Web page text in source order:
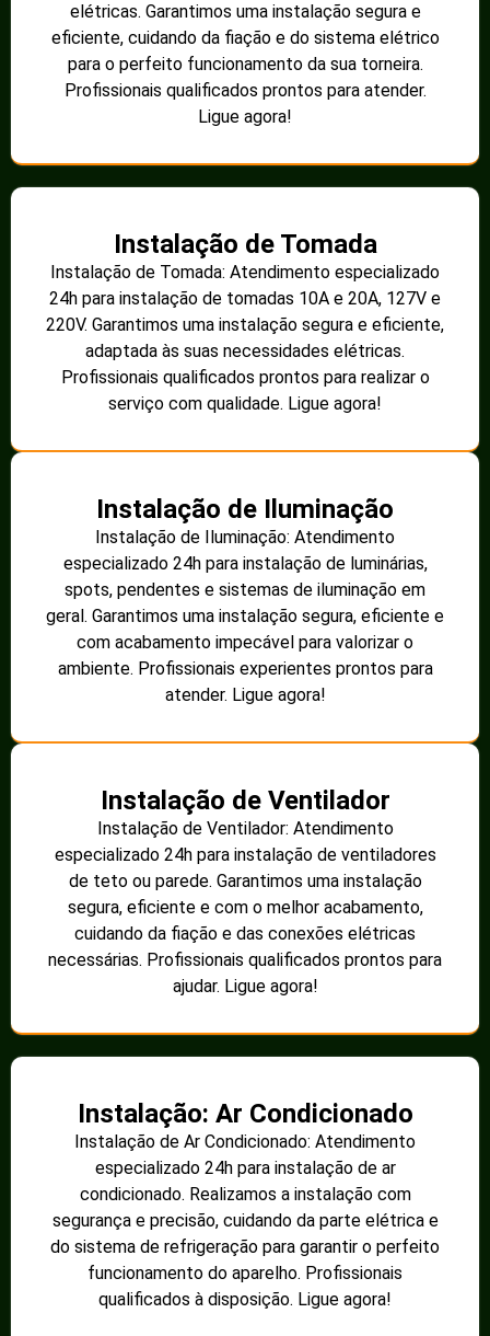
elétricas. Garantimos uma instalação segura e
eficiente, cuidando da fiação e do sistema elétrico
para o perfeito funcionamento da sua torneira.
Profissionais qualificados prontos para atender.
Ligue agora!
Instalação de Tomada
Instalação de Tomada: Atendimento especializado
24h para instalação de tomadas 10A e 20A, 127V e
220V. Garantimos uma instalação segura e eficiente,
adaptada às suas necessidades elétricas.
Profissionais qualificados prontos para realizar o
serviço com qualidade. Ligue agora!
Instalação de Iluminação
Instalação de Iluminação: Atendimento
especializado 24h para instalação de luminárias,
spots, pendentes e sistemas de iluminação em
geral. Garantimos uma instalação segura, eficiente e
com acabamento impecável para valorizar o
ambiente. Profissionais experientes prontos para
atender. Ligue agora!
Instalação de Ventilador
Instalação de Ventilador: Atendimento
especializado 24h para instalação de ventiladores
de teto ou parede. Garantimos uma instalação
segura, eficiente e com o melhor acabamento,
cuidando da fiação e das conexões elétricas
necessárias. Profissionais qualificados prontos para
ajudar. Ligue agora!
Instalação: Ar Condicionado
Instalação de Ar Condicionado: Atendimento
especializado 24h para instalação de ar
condicionado. Realizamos a instalação com
segurança e precisão, cuidando da parte elétrica e
do sistema de refrigeração para garantir o perfeito
funcionamento do aparelho. Profissionais
qualificados à disposição. Ligue agora!